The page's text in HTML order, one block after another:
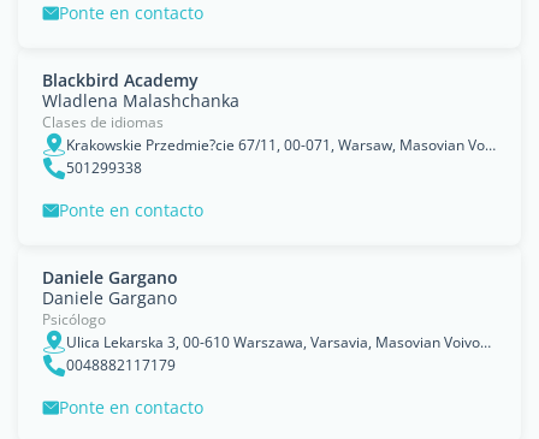
Ponte en contacto
Blackbird Academy
Wladlena Malashchanka
Clases de idiomas
Krakowskie Przedmie?cie 67/11, 00-071, Warsaw, Masovian Voivodeship
501299338
Ponte en contacto
Daniele Gargano
Daniele Gargano
Psicólogo
Ulica Lekarska 3, 00-610 Warszawa, Varsavia, Masovian Voivodeship
0048882117179
Ponte en contacto